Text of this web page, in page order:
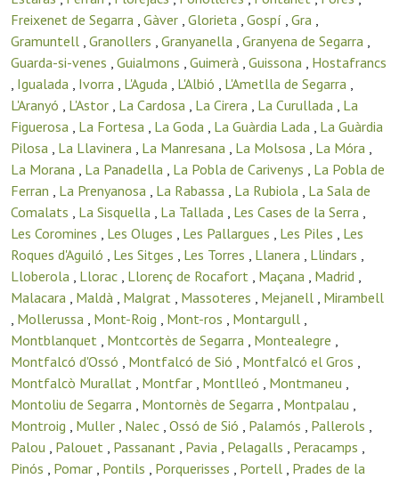
Freixenet de Segarra , Gàver , Glorieta , Gospí , Gra ,
Gramuntell , Granollers , Granyanella , Granyena de Segarra ,
Guarda-si-venes , Guialmons , Guimerà , Guissona , Hostafrancs
, Igualada , Ivorra , L'Aguda , L'Albió , L'Ametlla de Segarra ,
L'Aranyó , L'Astor , La Cardosa , La Cirera , La Curullada , La
Figuerosa , La Fortesa , La Goda , La Guàrdia Lada , La Guàrdia
Pilosa , La Llavinera , La Manresana , La Molsosa , La Móra ,
La Morana , La Panadella , La Pobla de Carivenys , La Pobla de
Ferran , La Prenyanosa , La Rabassa , La Rubiola , La Sala de
Comalats , La Sisquella , La Tallada , Les Cases de la Serra ,
Les Coromines , Les Oluges , Les Pallargues , Les Piles , Les
Roques d'Aguiló , Les Sitges , Les Torres , Llanera , Llindars ,
Lloberola , Llorac , Llorenç de Rocafort , Maçana , Madrid ,
Malacara , Maldà , Malgrat , Massoteres , Mejanell , Mirambell
, Mollerussa , Mont-Roig , Mont-ros , Montargull ,
Montblanquet , Montcortès de Segarra , Montealegre ,
Montfalcó d'Ossó , Montfalcó de Sió , Montfalcó el Gros ,
Montfalcò Murallat , Montfar , Montlleó , Montmaneu ,
Montoliu de Segarra , Montornès de Segarra , Montpalau ,
Montroig , Muller , Nalec , Ossó de Sió , Palamós , Pallerols ,
Palou , Palouet , Passanant , Pavia , Pelagalls , Peracamps ,
Pinós , Pomar , Pontils , Porquerisses , Portell , Prades de la